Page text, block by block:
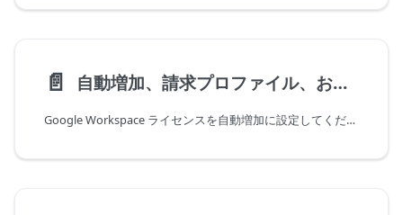
📄️ 自動増加、請求プロファイル、およびタグ
Google Workspace ライセンスを自動増加に設定してください